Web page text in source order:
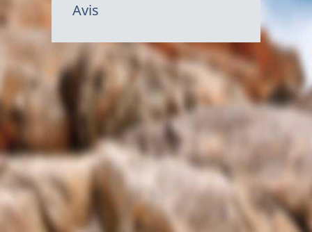
Avis
du
Canada